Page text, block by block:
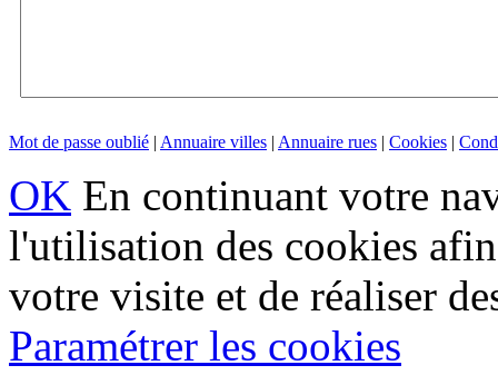
Mot de passe oublié | Annuaire villes | Annuaire rues | Cookies |
OK En continuant votre
l'utilisation des cookies
votre visite et de réaliser
Paramétrer les cookies